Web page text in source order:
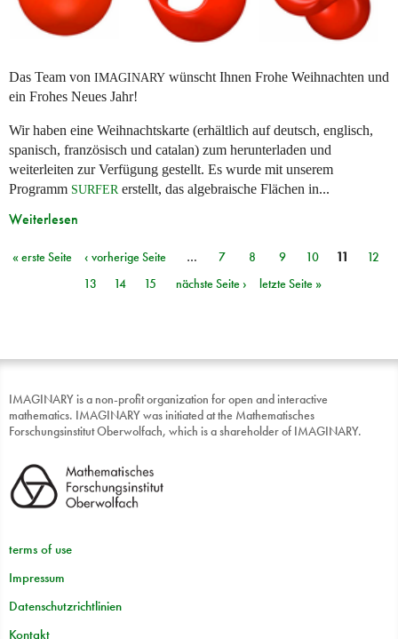
Das Team von IMAGINARY wünscht Ihnen Frohe Weihnachten und
ein Frohes Neues Jahr!
Wir haben eine Weihnachtskarte (erhältlich auf deutsch, englisch,
spanisch, französisch und catalan) zum herunterladen und
weiterleiten zur Verfügung gestellt. Es wurde mit unserem
Programm SURFER erstellt, das algebraische Flächen in...
Weiterlesen
Seiten
« erste Seite ‹ vorherige Seite … 7 8 9 10 11
12
13
14 15 nächste Seite › letzte Seite »
IMAGINARY is a non-profit organization for open and interactive
mathematics. IMAGINARY was initiated at the Mathematisches
Forschungsinstitut Oberwolfach, which is a shareholder of IMAGINARY.
terms of use
Impressum
Datenschutzrichtlinien
Kontakt